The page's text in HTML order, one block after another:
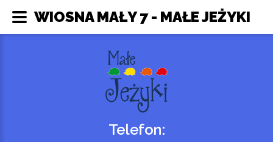
Telefon:
WIOSNA MAŁY 7 - MAŁE JEŻYKI